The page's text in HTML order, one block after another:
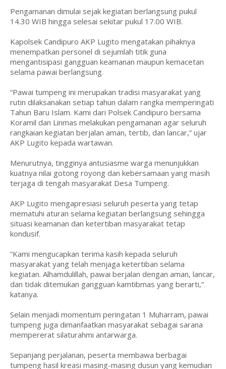
Pengamanan dimulai sejak kegiatan berlangsung pukul
14.30 WIB hingga selesai sekitar pukul 17.00 WIB.
Kapolsek Candipuro AKP Lugito mengatakan pihaknya
menempatkan personel di sejumlah titik guna
mengantisipasi gangguan keamanan maupun kemacetan
selama pawai berlangsung.
“Pawai tumpeng ini merupakan tradisi masyarakat yang
rutin dilaksanakan setiap tahun dalam rangka memperingati
Tahun Baru Islam. Kami dari Polsek Candipuro bersama
Koramil dan Linmas melakukan pengamanan agar seluruh
rangkaian kegiatan berjalan aman, tertib, dan lancar,” ujar
AKP Lugito kepada wartawan.
Menurutnya, tingginya antusiasme warga menunjukkan
kuatnya nilai gotong royong dan kebersamaan yang masih
terjaga di tengah masyarakat Desa Tumpeng.
AKP Lugito mengapresiasi seluruh peserta yang tetap
mematuhi aturan selama kegiatan berlangsung sehingga
situasi keamanan dan ketertiban masyarakat tetap
kondusif.
“Kami mengucapkan terima kasih kepada seluruh
masyarakat yang telah menjaga ketertiban selama
kegiatan. Alhamdulillah, pawai berjalan dengan aman, lancar,
dan tidak ditemukan gangguan kamtibmas yang berarti,”
katanya.
Selain menjadi momentum peringatan 1 Muharram, pawai
tumpeng juga dimanfaatkan masyarakat sebagai sarana
mempererat silaturahmi antarwarga.
Sepanjang perjalanan, peserta membawa berbagai
tumpeng hasil kreasi masing-masing dusun yang kemudian